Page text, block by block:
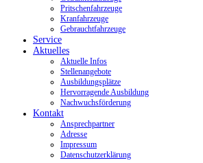
Pritschenfahrzeuge
Kranfahrzeuge
Gebrauchtfahrzeuge
Service
Aktuelles
Aktuelle Infos
Stellenangebote
Ausbildungsplätze
Hervorragende Ausbildung
Nachwuchsförderung
Kontakt
Ansprechpartner
Adresse
Impressum
Datenschutzerklärung